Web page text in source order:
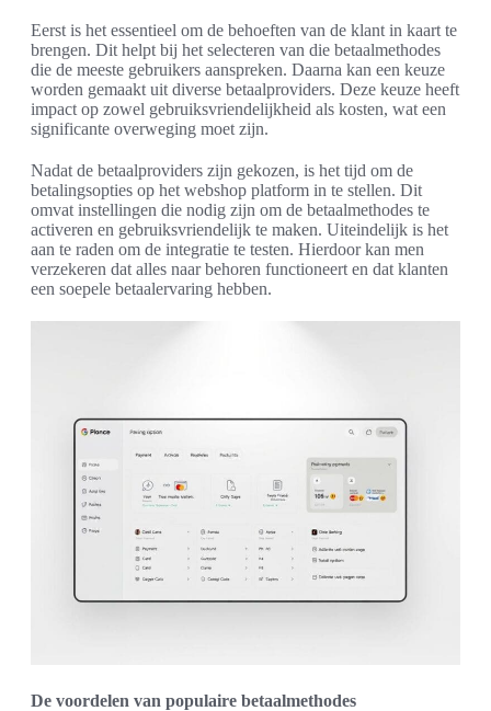
Eerst is het essentieel om de behoeften van de klant in kaart te
brengen. Dit helpt bij het selecteren van die betaalmethodes
die de meeste gebruikers aanspreken. Daarna kan een keuze
worden gemaakt uit diverse betaalproviders. Deze keuze heeft
impact op zowel gebruiksvriendelijkheid als kosten, wat een
significante overweging moet zijn.
Nadat de betaalproviders zijn gekozen, is het tijd om de
betalingsopties op het webshop platform in te stellen. Dit
omvat instellingen die nodig zijn om de betaalmethodes te
activeren en gebruiksvriendelijk te maken. Uiteindelijk is het
aan te raden om de integratie te testen. Hierdoor kan men
verzekeren dat alles naar behoren functioneert en dat klanten
een soepele betaalervaring hebben.
De voordelen van populaire betaalmethodes